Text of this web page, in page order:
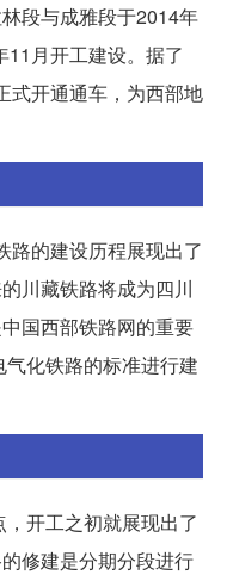
段与成雅段于2014年
月开工建设。据了
式开通通车，为西部地
路的建设历程展现出了
川藏铁路将成为四川
国西部铁路网的重要
化铁路的标准进行建
开工之初就展现出了
修建是分期分段进行